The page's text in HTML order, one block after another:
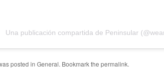
Una publicación compartida de Peninsular
posted in General. Bookmark the permalink.